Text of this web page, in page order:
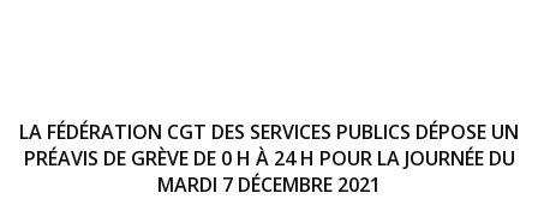
LA FÉDÉRATION CGT DES SERVICES PUBLICS DÉPOSE UN
PRÉAVIS DE GRÈVE DE 0 H À 24 H POUR LA JOURNÉE DU
MARDI 7 DÉCEMBRE 2021